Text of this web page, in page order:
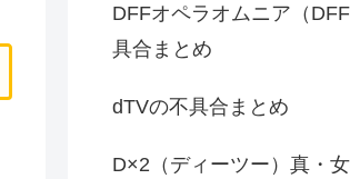
DFFオペラオムニア（
具合まとめ
dTVの不具合まとめ
D×2（ディーツー）真・